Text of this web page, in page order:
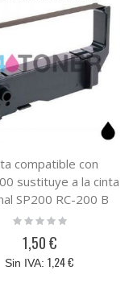
compatible con
sustituye a la cinta
SP200 RC-200 B
Rating:
1,50 €
1,24 €